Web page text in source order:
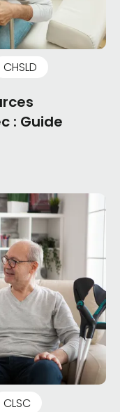
CHSLD
: Guide
CLSC